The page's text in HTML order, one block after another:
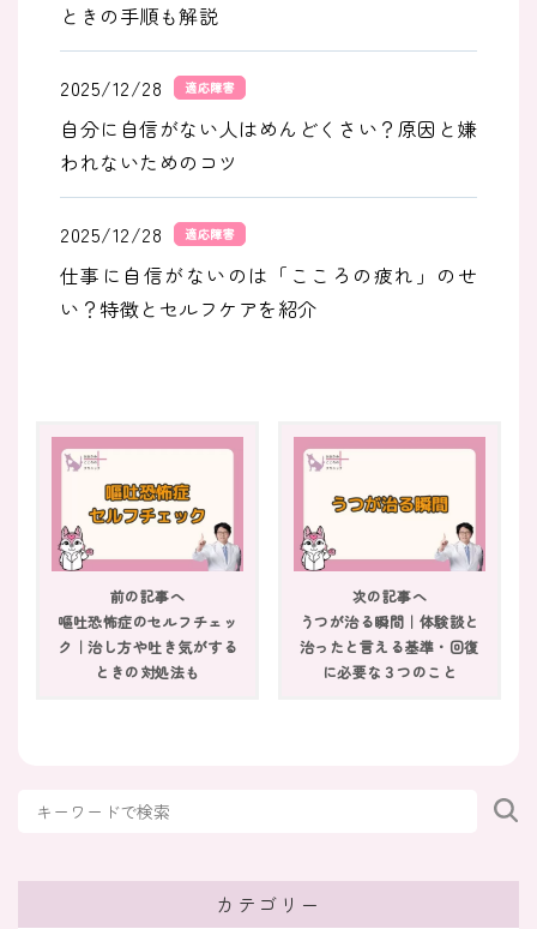
ときの手順も解説
2025/12/28 適応障害
自分に自信がない人はめんどくさい？原因と嫌
われないためのコツ
2025/12/28 適応障害
仕事に自信がないのは「こころの疲れ」のせ
い？特徴とセルフケアを紹介
きに知っておきたいこと
2025/11/29 適応障害
適応障害とは？わかりやすく原因や症状を解説
｜今すぐできる３つの対処法
2025/11/29 適応障害
2025/11/29
休むの判断ポイントと調整例
前の記事へ
嘔吐恐怖症のセルフチェッ
ク｜治し方や吐き気がする
ときの対処法も
次の記事へ
うつが治る瞬間｜体験談と
治ったと言える基準・回復
に必要な３つのこと
カテゴリー